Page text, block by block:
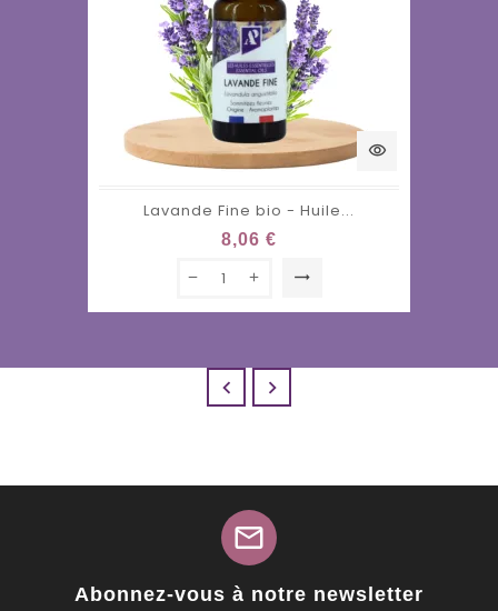
visibility
Lavande Fine bio - Huile...
8,06 €
trending_flat
 
mail
Abonnez-vous à notre newsletter